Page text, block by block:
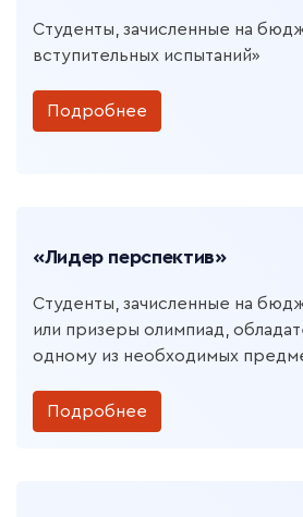
Студенты, зачисленные на
вступительных испытаний»
Подробнее
«Лидер перспектив»
Студенты, зачисленные на
или призеры олимпиад,
одному из необходимых
Подробнее